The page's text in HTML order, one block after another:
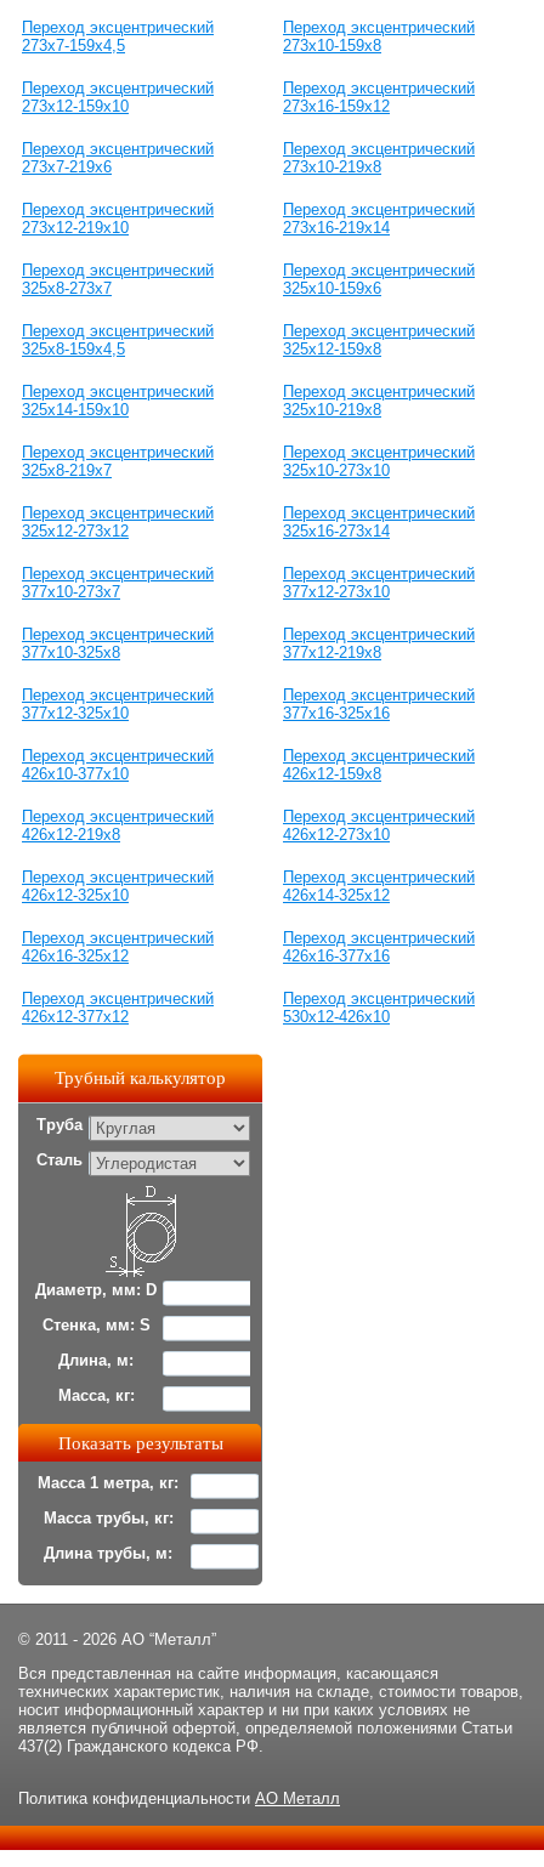
Переход эксцентрический
273х7-159х4,5
Переход эксцентрический
273х10-159х8
Переход эксцентрический
273х12-159х10
Переход эксцентрический
273х16-159х12
Переход эксцентрический
273х7-219х6
Переход эксцентрический
273х10-219х8
Переход эксцентрический
273х12-219х10
Переход эксцентрический
273х16-219х14
Переход эксцентрический
325х8-273х7
Переход эксцентрический
325х10-159х6
Переход эксцентрический
325х8-159х4,5
Переход эксцентрический
325х12-159х8
Переход эксцентрический
325х14-159х10
Переход эксцентрический
325х10-219х8
Переход эксцентрический
325х8-219х7
Переход эксцентрический
325х10-273х10
Переход эксцентрический
325х12-273х12
Переход эксцентрический
325х16-273х14
Переход эксцентрический
377х10-273х7
Переход эксцентрический
377х12-273х10
Переход эксцентрический
377х10-325х8
Переход эксцентрический
377х12-219х8
Переход эксцентрический
377х12-325х10
Переход эксцентрический
377х16-325х16
Переход эксцентрический
426х10-377х10
Переход эксцентрический
426х12-159х8
Переход эксцентрический
426х12-219х8
Переход эксцентрический
426х12-273х10
Переход эксцентрический
426х12-325х10
Переход эксцентрический
426х14-325х12
Переход эксцентрический
426х16-325х12
Переход эксцентрический
426х16-377х16
Переход эксцентрический
426х12-377х12
Переход эксцентрический
530х12-426х10
Трубный калькулятор
Труба
Сталь
Диаметр, мм: D
Стенка, мм: S
Длина, м:
Масса, кг:
Масса 1 метра, кг:
Масса трубы, кг:
Длина трубы, м:
© 2011 - 2026 АО “Металл”
Вся представленная на сайте информация, касающаяся
технических характеристик, наличия на складе, стоимости товаров,
носит информационный характер и ни при каких условиях не
является публичной офертой, определяемой положениями Статьи
437(2) Гражданского кодекса РФ.
Политика конфиденциальности АО Металл